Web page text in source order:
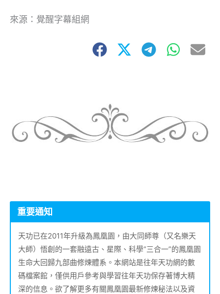
來源：覺醒字幕組網
重要通知
天功已在2011年升級為鳳凰園，由大同師尊（又名樂天
大師）悟創的一套融遠古、星際、科學“三合一”的鳳凰園
生命大回歸九部曲修煉體系。本網站是往年天功網的數
碼檔案館，僅供用戶參考與學習往年天功保存著博大精
深的信息。欲了解更多有關鳳凰園最新修煉秘法以及資